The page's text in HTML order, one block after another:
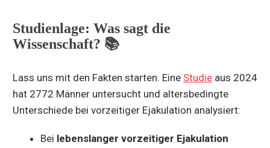
Studienlage: Was sagt die
Wissenschaft? 📚
Lass uns mit den Fakten starten. Eine Studie aus 2024
hat 2772 Männer untersucht und altersbedingte
Unterschiede bei vorzeitiger Ejakulation analysiert:
Bei lebenslanger vorzeitiger Ejakulation